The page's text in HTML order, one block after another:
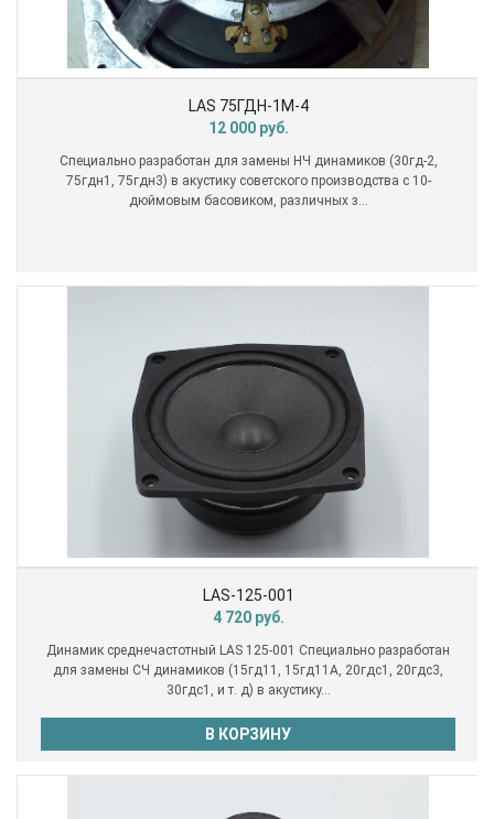
LAS 75ГДН-1М-4
12 000руб.
Специально разработан для замены НЧ динамиков (30гд-2,
75гдн1, 75гдн3) в акустику советского производства с 10-
дюймовым басовиком, различных з...
LAS-125-001
4 720руб.
Динамик среднечастотный LAS 125-001 Специально разработан
для замены СЧ динамиков (15гд11, 15гд11А, 20гдс1, 20гдс3,
30гдс1, и т. д) в акустику...
В КОРЗИНУ